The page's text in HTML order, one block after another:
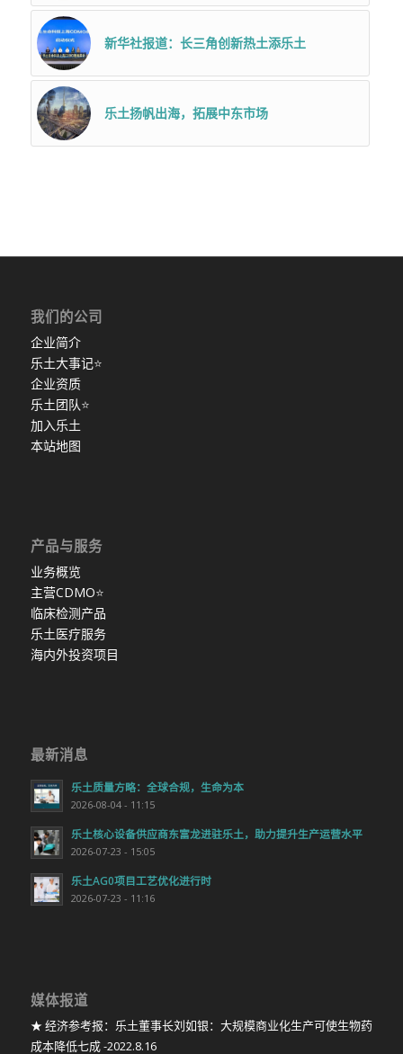
新华社报道：长三角创新热土添乐土
乐土扬帆出海，拓展中东市场
我们的公司
企业简介
乐土大事记⭐
企业资质
乐土团队⭐
加入乐土
本站地图
产品与服务
业务概览
主营CDMO⭐
临床检测产品
乐土医疗服务
海内外投资项目
最新消息
乐土质量方略：全球合规，生命为本
2026-08-04 - 11:15
乐土核心设备供应商东富龙进驻乐土，助力提升生产运营水平
2026-07-23 - 15:05
乐土AG0项目工艺优化进行时
2026-07-23 - 11:16
媒体报道
★ 经济参考报：乐土董事长刘如银：大规模商业化生产可使生物药
成本降低七成 -2022.8.16